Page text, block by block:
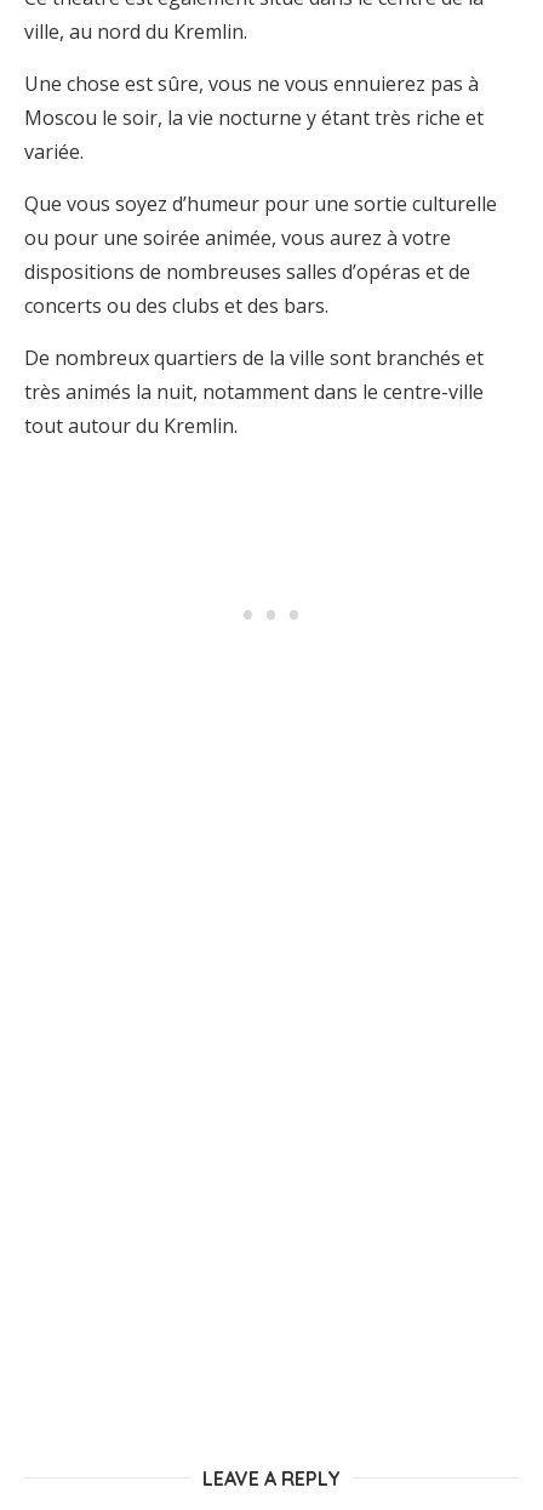
ville, au nord du Kremlin.
Une chose est sûre, vous ne vous ennuierez pas à
Moscou le soir, la vie nocturne y étant très riche et
variée.
Que vous soyez d’humeur pour une sortie culturelle
ou pour une soirée animée, vous aurez à votre
dispositions de nombreuses salles d’opéras et de
concerts ou des clubs et des bars.
De nombreux quartiers de la ville sont branchés et
très animés la nuit, notamment dans le centre-ville
tout autour du Kremlin.
LEAVE A REPLY